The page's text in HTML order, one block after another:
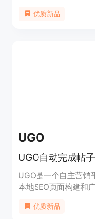
Facebook、
优质新品
UGO
UGO是一个自主营销
本地SEO页面构建和
效。主要优点包括自
优质新品